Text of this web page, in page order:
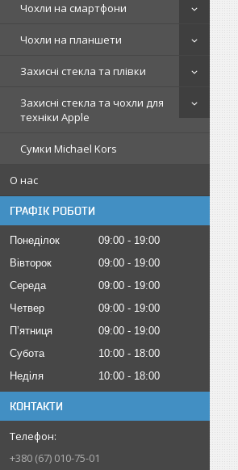
Чохли на смартфони
Чохли на планшети
Захисні стекла та плівки
Захисні стекла та чохли для
техніки Apple
Сумки Michael Kors
О нас
ГРАФІК РОБОТИ
Понеділок 09:00
19:00
Вівторок
09:00
19:00
Середа
09:00
19:00
Четвер
09:00
19:00
Пʼятниця
09:00
19:00
Субота
10:00
18:00
Неділя
10:00 18:00
КОНТАКТИ
+380 (67) 010-75-01